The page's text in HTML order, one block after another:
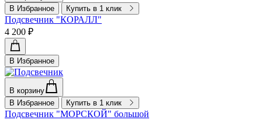
В Избранное
Купить в 1 клик
Подсвечник "КОРАЛЛ"
4 200 ₽
В Избранное
В корзину
В Избранное
Купить в 1 клик
Подсвечник "МОРСКОЙ" большой